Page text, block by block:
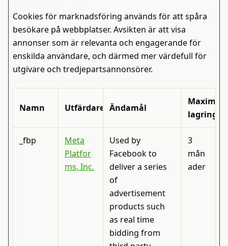
Cookies för marknadsföring används för att spåra
besökare på webbplatser. Avsikten är att visa
annonser som är relevanta och engagerande för
enskilda användare, och därmed mer värdefull för
utgivare och tredjepartsannonsörer.
Namn Utfärdare Ändamål
Maximal
_fbp
Meta
Platfor
ms, Inc.
Used by
Facebook to
deliver a series
of
advertisement
products such
as real time
bidding from
3
mån
ader